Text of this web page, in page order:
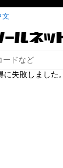
文
ードなど
失敗しました。